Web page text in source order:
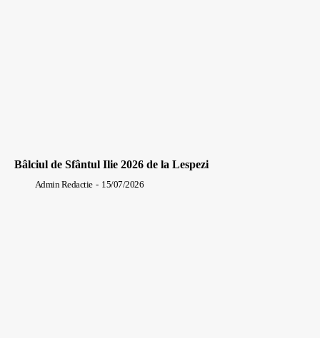
Bâlciul de Sfântul Ilie 2026 de la Lespezi
Admin Redactie - 15/07/2026